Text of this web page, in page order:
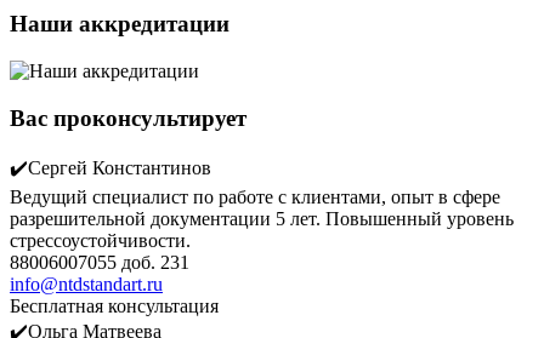
Наши аккредитации
Вас проконсультирует
✔️Сергей Константинов
Ведущий специалист по работе с клиентами, опыт в сфере
разрешительной документации 5 лет. Повышенный уровень
стрессоустойчивости.
88006007055 доб. 231
info@ntdstandart.ru
Бесплатная консультация
✔️Ольга Матвеева